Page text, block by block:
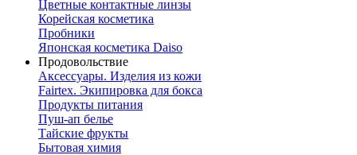
Цветные контактные линзы
Корейская косметика
Пробники
Японская косметика Daiso
Продовольствие
Аксессуары. Изделия из кожи
Fairtex. Экипировка для бокса
Продукты питания
Пуш-ап белье
Тайские фрукты
Бытовая химия